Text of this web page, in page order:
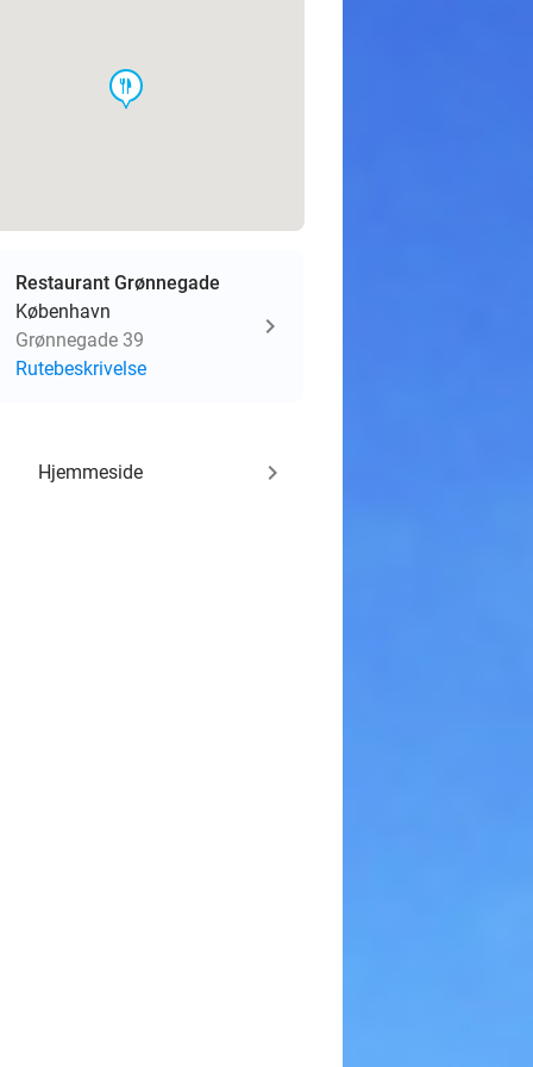
food
Restaurant Grønnegade
København
Grønnegade 39
Rutebeskrivelse
Hjemmeside keyboard_arrow_right